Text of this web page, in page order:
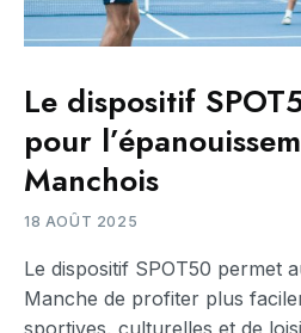
Le dispositif
pour
Manchois
18 AOÛT 2025
Le dispositif SPOT50 permet
Manche de profiter plus
sportives, culturelles et de